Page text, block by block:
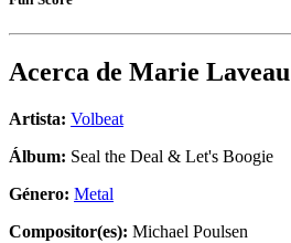
Acerca de Marie Laveau
Artista: Volbeat
Álbum: Seal the Deal & Let's Boogie
Género: Metal
Compositor(es): Michael Poulsen